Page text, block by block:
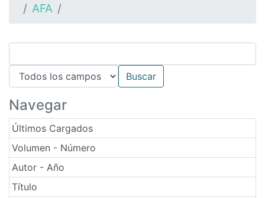
AFA
Navegar
Últimos Cargados
Volumen - Número
Autor - Año
Título